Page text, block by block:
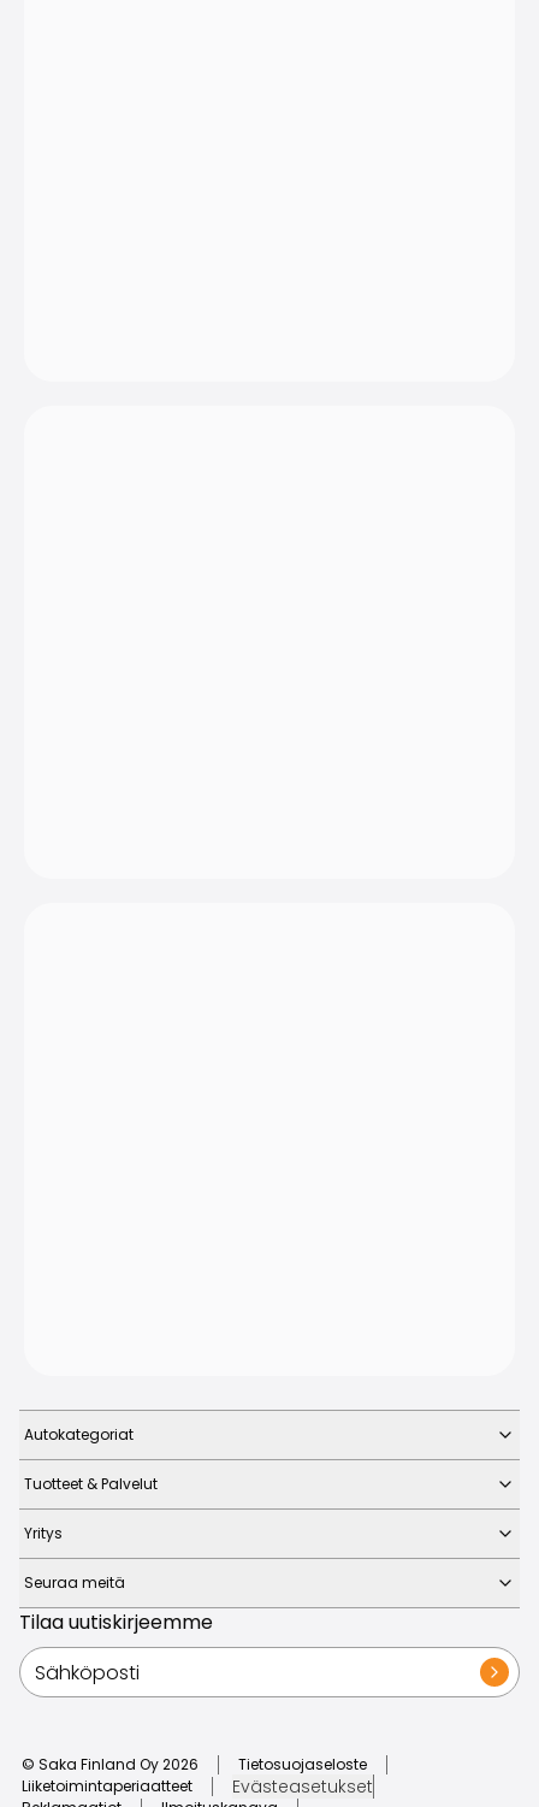
Autokategoriat
Tuotteet & Palvelut
Yritys
Seuraa meitä
Tilaa uutiskirjeemme
© Saka Finland Oy2026
Tietosuojaseloste
Liiketoimintaperiaatteet
Evästeasetukset